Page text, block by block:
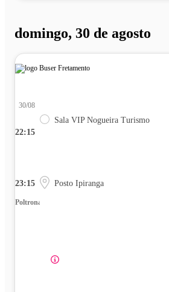
domingo, 30 de agosto
22:15
30/08
Sala VIP Nogueira Turismo
23:15 Posto Ipiranga
Poltrona